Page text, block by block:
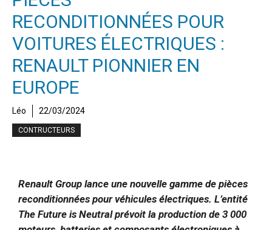
RECONDITIONNÉES POUR
VOITURES ÉLECTRIQUES :
RENAULT PIONNIER EN
EUROPE
Léo 22/03/2024
CONTRUCTEURS
Renault Group lance une nouvelle gamme de pièces
reconditionnées pour véhicules électriques. L’entité
The Future is Neutral prévoit la production de 3 000